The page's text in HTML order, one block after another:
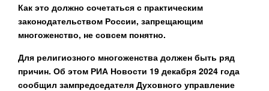
Как это должно сочетаться с практическим
законодательством России, запрещающим
многоженство, не совсем понятно.
Для религиозного многоженства должен быть ряд
причин. Об этом РИА Новости 19 декабря 2024 года
сообщил зампредседателя Духовного управление